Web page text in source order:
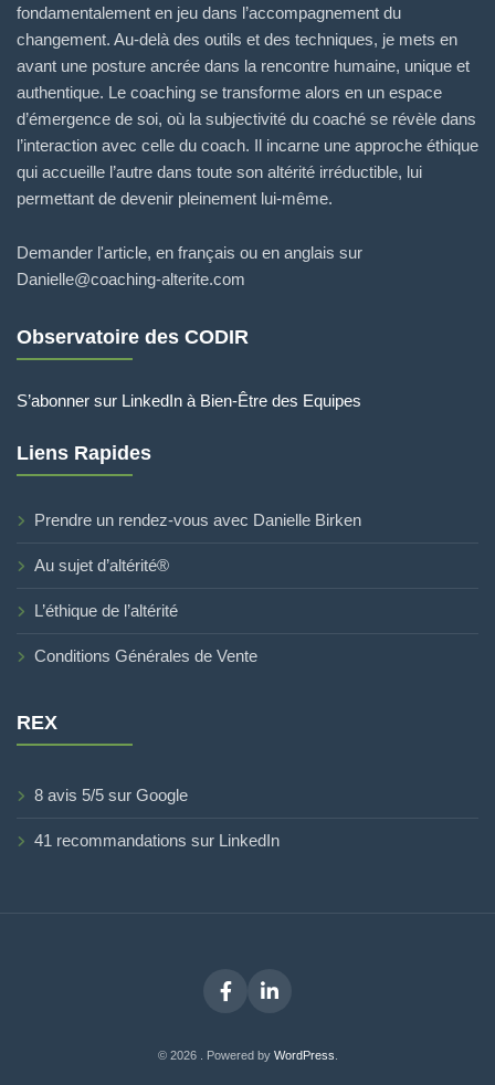
fondamentalement en jeu dans l’accompagnement du
changement. Au-delà des outils et des techniques, je mets en
avant une posture ancrée dans la rencontre humaine, unique et
authentique. Le coaching se transforme alors en un espace
d’émergence de soi, où la subjectivité du coaché se révèle dans
l’interaction avec celle du coach. Il incarne une approche éthique
qui accueille l’autre dans toute son altérité irréductible, lui
permettant de devenir pleinement lui-même.
Demander l'article, en français ou en anglais sur
Danielle@coaching-alterite.com
Observatoire des CODIR
S’abonner sur LinkedIn à Bien-Être des Equipes
Liens Rapides
Prendre un rendez-vous avec Danielle Birken
Au sujet d’altérité®
L’éthique de l’altérité
Conditions Générales de Vente
REX
8 avis 5/5 sur Google
41 recommandations sur LinkedIn
FacebookLinkedIn
© 2026 . Powered by WordPress